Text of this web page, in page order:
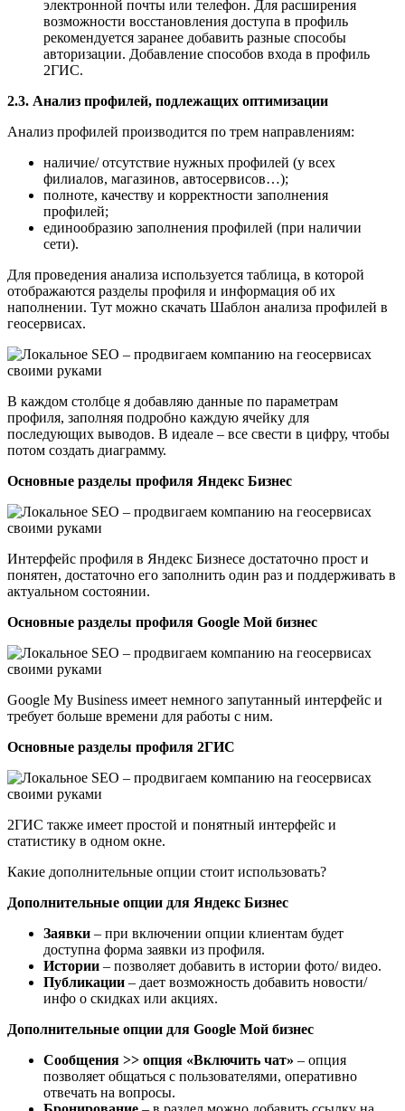
электронной почты или телефон. Для расширения
возможности восстановления доступа в профиль
рекомендуется заранее добавить разные способы
авторизации. Добавление способов входа в профиль
2ГИС.
2.3. Анализ профилей, подлежащих оптимизации
Анализ профилей производится по трем направлениям:
наличие/ отсутствие нужных профилей (у всех
филиалов, магазинов, автосервисов…);
полноте, качеству и корректности заполнения
профилей;
единообразию заполнения профилей (при наличии
сети).
Для проведения анализа используется таблица, в которой
отображаются разделы профиля и информация об их
наполнении. Тут можно скачать Шаблон анализа профилей в
геосервисах.
В каждом столбце я добавляю данные по параметрам
профиля, заполняя подробно каждую ячейку для
последующих выводов. В идеале – все свести в цифру, чтобы
потом создать диаграмму.
Основные разделы профиля Яндекс Бизнес
Интерфейс профиля в Яндекс Бизнесе достаточно прост и
понятен, достаточно его заполнить один раз и поддерживать в
актуальном состоянии.
Основные разделы профиля Google Мой бизнес
Google My Business имеет немного запутанный интерфейс и
требует больше времени для работы с ним.
Основные разделы профиля 2ГИС
2ГИС также имеет простой и понятный интерфейс и
статистику в одном окне.
Какие дополнительные опции стоит использовать?
Дополнительные опции для Яндекс Бизнес
Заявки – при включении опции клиентам будет
доступна форма заявки из профиля.
Истории – позволяет добавить в истории фото/ видео.
Публикации – дает возможность добавить новости/
инфо о скидках или акциях.
Дополнительные опции для Google Мой бизнес
Сообщения >> опция «Включить чат» – опция
позволяет общаться с пользователями, оперативно
отвечать на вопросы.